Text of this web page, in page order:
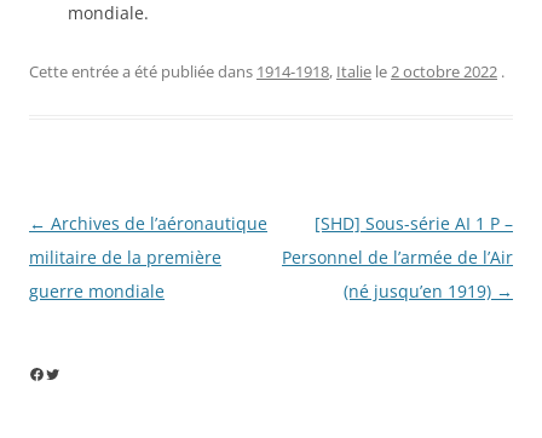
mondiale.
Cette entrée a été publiée dans 1914-1918, Italie le2 octobre 2022 .
Navigation
des
articles
← Archives de l’aéronautique
militaire de la première
guerre mondiale
[SHD] Sous-série AI 1 P –
Personnel de l’armée de l’Air
(né jusqu’en 1919) →
Facebook
Twitter